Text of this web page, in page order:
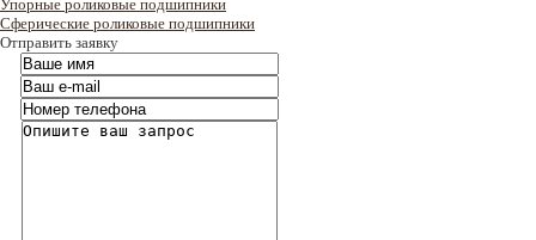
Упорные роликовые подшипники
Сферические роликовые подшипники
Отправить заявку